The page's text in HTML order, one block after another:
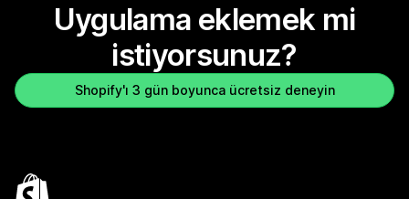
Uygulama eklemek mi
istiyorsunuz?
Shopify'ı 3 gün boyunca ücretsiz deneyin